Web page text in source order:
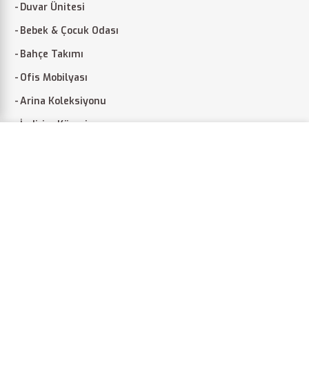
Duvar Ünitesi
Bebek & Çocuk Odası
Bahçe Takımı
Ofis Mobilyası
Arina Koleksiyonu
İndirim Köşesi